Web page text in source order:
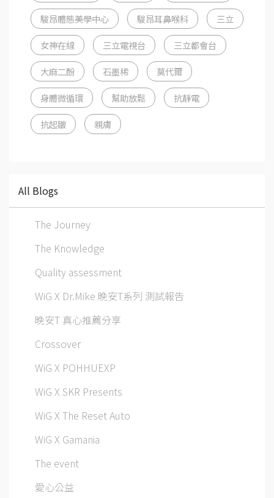
駿昂體態美學中心 駿昂耳鼻喉科 三立
女神在線 三立電視台 三立都會台
大麻二酚 石墨稀 莫代爾
身體微循環 幫助放鬆 抗靜電
抗起皺 親膚
All Blogs
The Journey
The Knowledge
Quality assessment
WiG X Dr.Mike 晚安T系列 測試報告
晚安T 真心推薦分享
Crossover
WiG X POHHUEXP
WiG X SKR Presents
WiG X The Reset Auto
WiG X Gamania
The event
愛心公益